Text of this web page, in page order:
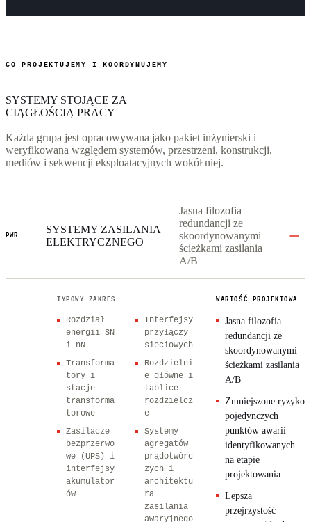
CO PROJEKTUJEMY I KOORDYNUJEMY
SYSTEMY STOJĄCE ZA
CIĄGŁOŚCIĄ PRACY
Każda grupa jest opracowywana jako pakiet inżynierski i
weryfikowana względem systemów, przestrzeni, konstrukcji,
mediów i sekwencji eksploatacyjnych wokół niej.
PWR
SYSTEMY ZASILANIA
ELEKTRYCZNEGO
Jasna filozofia
redundancji ze
skoordynowanymi
ścieżkami zasilania
A/B
TYPOWY ZAKRES
Rozdział
energii SN
i nN
Interfejsy
przyłączy
sieciowych
Transforma
tory i
stacje
transforma
torowe
Rozdzielni
e główne i
tablice
rozdzielcz
e
Zasilacze
bezprzerwo
we (UPS) i
interfejsy
akumulator
ów
Systemy
agregatów
prądotwórc
zych i
architektu
ra
zasilania
awaryjnego
WARTOŚĆ PROJEKTOWA
Jasna filozofia
redundancji ze
skoordynowanymi
ścieżkami zasilania
A/B
Zmniejszone ryzyko
pojedynczych
punktów awarii
identyfikowanych
na etapie
projektowania
Lepsza
przejrzystość